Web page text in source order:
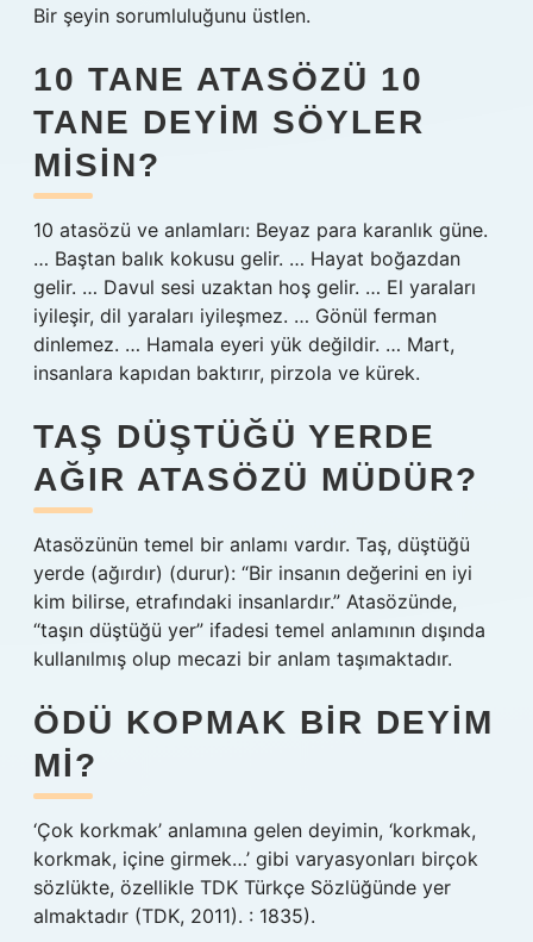
Bir şeyin sorumluluğunu üstlen.
10 TANE ATASÖZÜ 10
TANE DEYIM SÖYLER
MISIN?
10 atasözü ve anlamları: Beyaz para karanlık güne.
… Baştan balık kokusu gelir. … Hayat boğazdan
gelir. … Davul sesi uzaktan hoş gelir. … El yaraları
iyileşir, dil yaraları iyileşmez. … Gönül ferman
dinlemez. … Hamala eyeri yük değildir. … Mart,
insanlara kapıdan baktırır, pirzola ve kürek.
TAŞ DÜŞTÜĞÜ YERDE
AĞIR ATASÖZÜ MÜDÜR?
Atasözünün temel bir anlamı vardır. Taş, düştüğü
yerde (ağırdır) (durur): “Bir insanın değerini en iyi
kim bilirse, etrafındaki insanlardır.” Atasözünde,
“taşın düştüğü yer” ifadesi temel anlamının dışında
kullanılmış olup mecazi bir anlam taşımaktadır.
ÖDÜ KOPMAK BIR DEYIM
MI?
‘Çok korkmak’ anlamına gelen deyimin, ‘korkmak,
korkmak, içine girmek…’ gibi varyasyonları birçok
sözlükte, özellikle TDK Türkçe Sözlüğünde yer
almaktadır (TDK, 2011). : 1835).